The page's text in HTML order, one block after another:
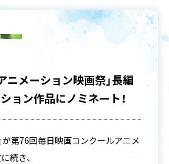
ニメーション映画祭」長編
ョン作品にノミネート！
が第76回毎日映画コンクールアニメ
続き、